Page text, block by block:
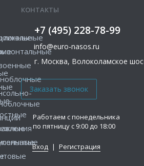
КОНТАКТЫ
+7 (495) 228-78-99
info@euro-nasos.ru
г. Москва, Волоколамское
Работаем с понедельника
по пятницу с 9:00 до 18:00
Вход | Регистрация